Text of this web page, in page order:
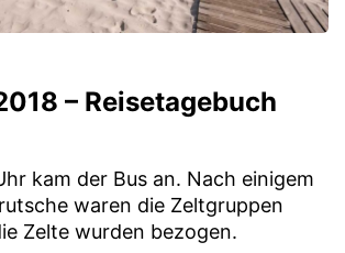
– Reisetagebuch
kam der Bus an. Nach einigem
waren die Zeltgruppen
Zelte wurden bezogen.